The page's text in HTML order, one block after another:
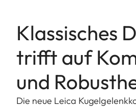
Klassisches
trifft auf
und
Die neue Leica